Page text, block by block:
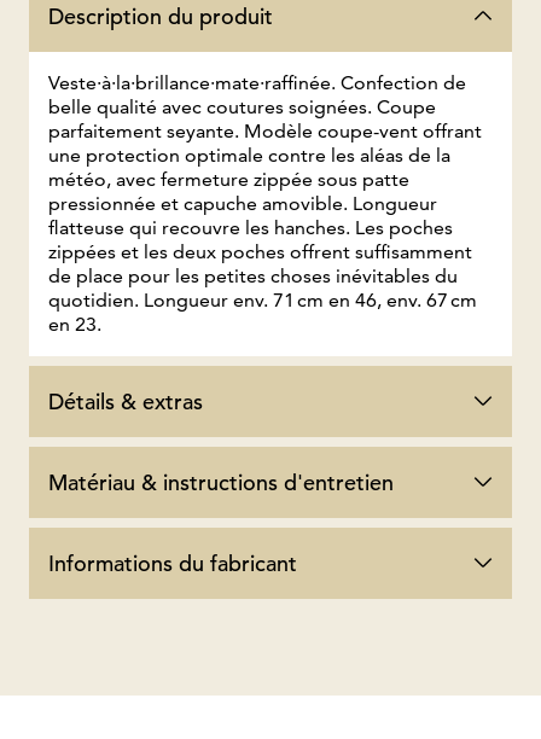
Description du produit
Veste·à·la·brillance·mate·raffinée. Confection de
belle qualité avec coutures soignées. Coupe
parfaitement seyante. Modèle coupe-vent offrant
une protection optimale contre les aléas de la
météo, avec fermeture zippée sous patte
pressionnée et capuche amovible. Longueur
flatteuse qui recouvre les hanches. Les poches
zippées et les deux poches offrent suffisamment
de place pour les petites choses inévitables du
quotidien. Longueur env. 71 cm en 46, env. 67 cm
en 23.
Détails & extras
Matériau & instructions d'entretien
Informations du fabricant